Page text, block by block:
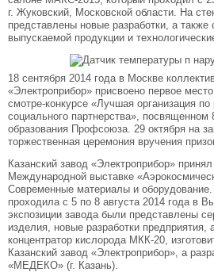
г. Жуковский, Московской области. На
представлены новые разработки, а также
выпускаемой продукции и
18 сентября 2014 года в Москве
«Электроприбор» присвоено первое
смотре-конкурсе «Лучшая организация
социального партнерства»,
образования Профсоюза. 29 октября на
торжественная церемония вручения
Казанский завод «Электроприбор» принял
Международной выставке
Современные материалы и оборудование.
проходила с 5 по 8 августа 2014 года в
экспозиции завода были представлены
изделия, новые разработки предприятия,
концентратор кислорода МКК-20,
Казанский завод «Электроприбор», а
«МЕДЕКО» (г. Казань).